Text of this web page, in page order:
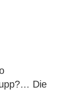
Die